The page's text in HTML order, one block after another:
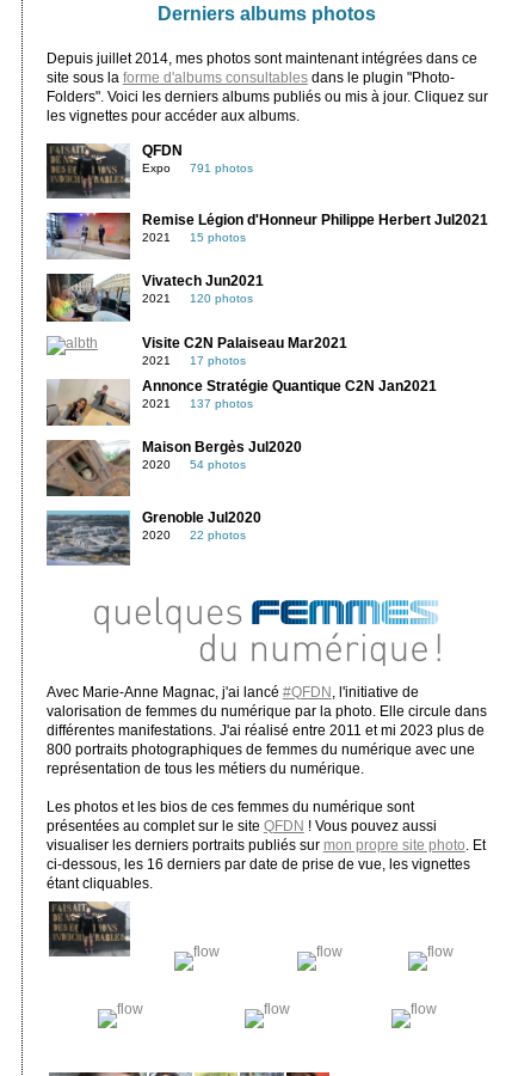
Derniers albums photos
Depuis juillet 2014, mes photos sont maintenant intégrées dans ce
site sous la forme d'albums consultablesdans le plugin "Photo-
Folders". Voici les derniers albums publiés ou mis à jour. Cliquez sur
les vignettes pour accéder aux albums.
QFDN
Expo 791 photos
Remise Légion d'Honneur Philippe Herbert Jul2021
2021 15 photos
Vivatech Jun2021
2021 120 photos
Visite C2N Palaiseau Mar2021
2021 17 photos
Annonce Stratégie Quantique C2N Jan2021
2021 137 photos
Maison Bergès Jul2020
2020 54 photos
Grenoble Jul2020
2020 22 photos
Avec Marie-Anne Magnac, j'ai lancé #QFDN
, l'initiative de
valorisation de femmes du numérique par la photo. Elle circule dans
différentes manifestations. J'ai réalisé entre 2011 et mi 2023 plus de
800 portraits photographiques de femmes du numérique avec une
représentation de tous les métiers du numérique.
Les photos et les bios de ces femmes du numérique sont
présentées au complet sur le site QFDN ! Vous pouvez aussi
visualiser les derniers portraits publiés sur mon propre site photo . Et
ci-dessous, les 16 derniers par date de prise de vue, les vignettes
étant cliquables.